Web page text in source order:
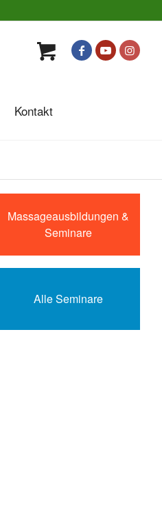
Kontakt
Massageausbildungen &
Seminare
Alle Seminare